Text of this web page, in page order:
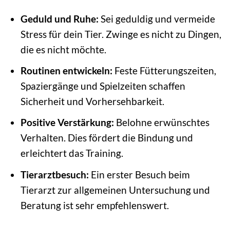
Geduld und Ruhe: Sei geduldig und vermeide
Stress für dein Tier. Zwinge es nicht zu Dingen,
die es nicht möchte.
Routinen entwickeln: Feste Fütterungszeiten,
Spaziergänge und Spielzeiten schaffen
Sicherheit und Vorhersehbarkeit.
Positive Verstärkung: Belohne erwünschtes
Verhalten. Dies fördert die Bindung und
erleichtert das Training.
Tierarztbesuch: Ein erster Besuch beim
Tierarzt zur allgemeinen Untersuchung und
Beratung ist sehr empfehlenswert.